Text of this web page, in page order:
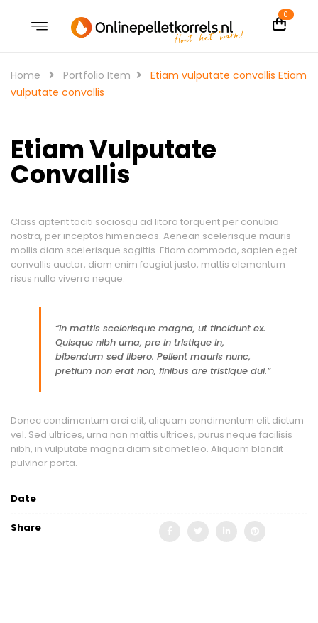
0
Home Portfolio Item Etiam vulputate convallis Etiam
vulputate convallis
Etiam Vulputate
Convallis
Class aptent taciti sociosqu ad litora torquent per conubia
nostra, per inceptos himenaeos. Aenean scelerisque mauris
mollis diam scelerisque sagittis. Etiam commodo, sapien eget
convallis auctor, diam enim feugiat justo, mattis elementum
risus nulla viverra neque.
“In mattis scelerisque magna, ut tincidunt ex.
Quisque nibh urna, pre in tristique in,
bibendum sed libero. Pellent mauris nunc,
pretium non erat non, finibus are tristique dui.”
Donec condimentum orci elit, aliquam condimentum elit dictum
vel. Sed ultrices, urna non mattis ultrices, purus neque facilisis
nibh, in vulputate magna diam sit amet leo. Aliquam blandit
pulvinar porta.
Date
Share